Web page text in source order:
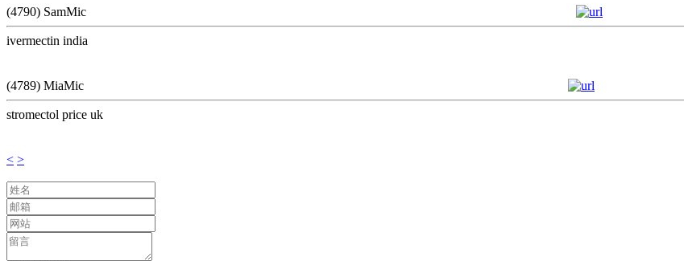
(4790) SamMic
ivermectin india
(4789) MiaMic
stromectol price uk
< >